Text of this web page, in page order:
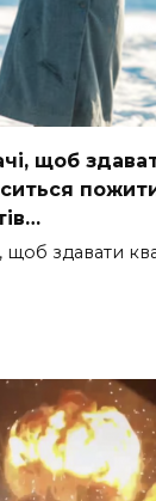
щоб
щоб здавати